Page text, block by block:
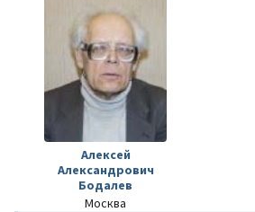
Алексей
Александрович
Бодалев
Москва